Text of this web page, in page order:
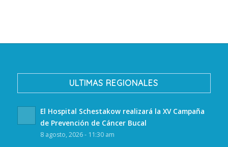
ULTIMAS REGIONALES
El Hospital Schestakow realizará la XV Campaña
de Prevención de Cáncer Bucal
8 agosto, 2026 - 11:30 am